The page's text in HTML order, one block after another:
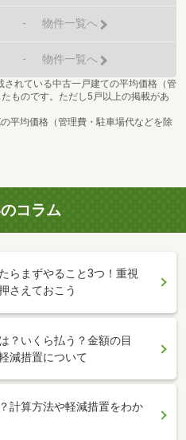
- 物件一覧へ
- 物件一覧へ
れている中古一戸建ての平均価格（管
ものです。ただし5戸以上の掲載があ
平均価格（管理費・駐車場代などを除
コラム
らまずやること3つ！重視
さえておこう
？いくら払う？金額の目
減措置について
計算方法や軽減措置をわか